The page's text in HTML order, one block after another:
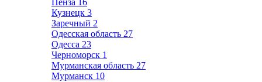
Пенза 16
Кузнецк 3
Заречный 2
Одесская область 27
Одесса 23
Черноморск 1
Мурманская область 27
Мурманск 10